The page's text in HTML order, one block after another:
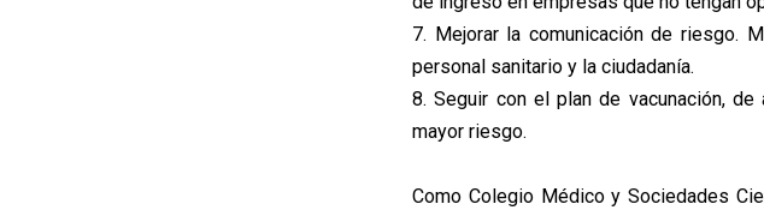
7. Mejorar la comunicación de riesgo.
personal sanitario y la ciudadanía.
8. Seguir con el plan de vacunación,
mayor riesgo.
Como Colegio Médico y Sociedades